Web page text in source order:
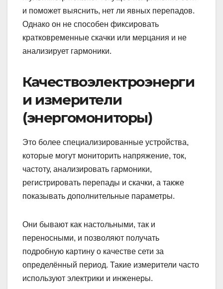
и поможет выяснить, нет ли явных перепадов.
Однако он не способен фиксировать
кратковременные скачки или мерцания и не
анализирует гармоники.
Качествоэлектроэнерги
и измерители
(энергомониторы)
Это более специализированные устройства,
которые могут мониторить напряжение, ток,
частоту, анализировать гармоники,
регистрировать перепады и скачки, а также
показывать дополнительные параметры.
Они бывают как настольными, так и
переносными, и позволяют получать
подробную картину о качестве сети за
определённый период. Такие измерители часто
используют электрики и инженеры.